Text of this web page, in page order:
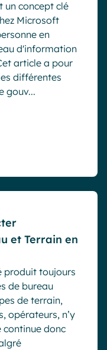
un concept clé
Microsoft
en
d'information
article a pour
différentes
gouv...
et Terrain en
produit toujours
de bureau
de terrain,
opérateurs, n’y
continue donc